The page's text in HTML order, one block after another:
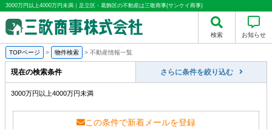
3000万円以上4000万円未満｜足立区・葛飾区の不動産は三敬商事(サンケイ商事)
検索 お知らせ
TOPページ > 物件検索 > 不動産情報一覧
現在の検索条件 さらに条件を絞り込む
3000万円以上4000万円未満
この条件で新着メールを登録